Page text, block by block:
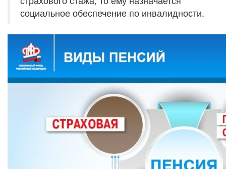
социальное обеспечение по инвалидности.